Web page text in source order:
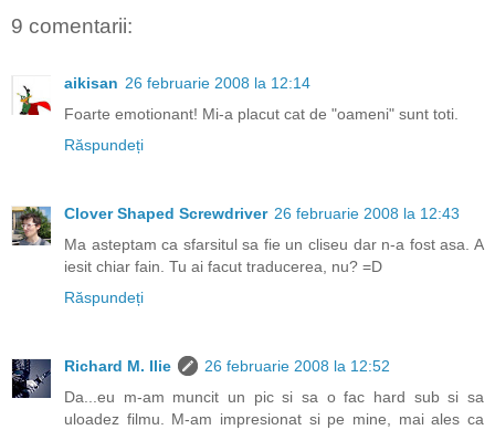
9 comentarii:
aikisan 26 februarie 2008 la 12:14
Foarte emotionant! Mi-a placut cat de "oameni" sunt toti.
Răspundeți
Clover Shaped Screwdriver 26 februarie 2008 la 12:43
Ma asteptam ca sfarsitul sa fie un cliseu dar n-a fost asa. A
iesit chiar fain. Tu ai facut traducerea, nu? =D
Răspundeți
Richard M. Ilie
26 februarie 2008 la 12:52
Da...eu m-am muncit un pic si sa o fac hard sub si sa
uloadez filmu. M-am impresionat si pe mine, mai ales ca